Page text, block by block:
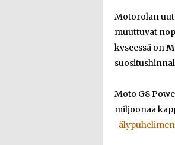
Motorolan
muuttuvat
kyseessä on
Moto G8
miljoonaa
-älypuhelimen